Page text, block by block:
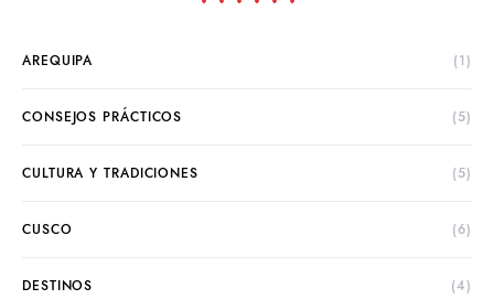
AREQUIPA (1)
CONSEJOS PRÁCTICOS (5)
CULTURA Y TRADICIONES (5)
CUSCO (6)
DESTINOS (4)